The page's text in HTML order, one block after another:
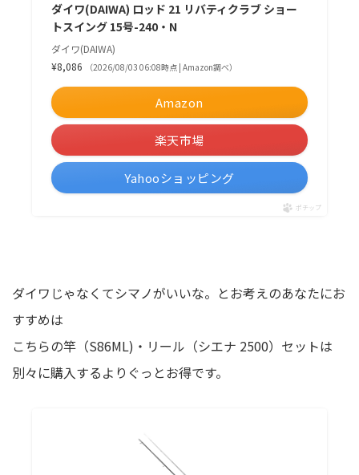
ダイワ(DAIWA) ロッド 21 リバティクラブ ショー
トスイング 15号-240・N
ダイワ(DAIWA)
¥8,086
（2026/08/03 06:08時点 | Amazon調べ）
Amazon
楽天市場
Yahooショッピング
ポチップ
ダイワじゃなくてシマノがいいな。とお考えのあなたにお
すすめは
こちらの竿（S86ML)・リール（シエナ 2500）セットは
別々に購入するよりぐっとお得です。